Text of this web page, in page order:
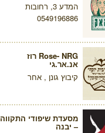
המדע 3, רחובות
0549196886
Rose- NRG רוז
אנ.אר.גי
קיבוץ גונן , אחר
מסעדת שיפודי התקווה
– יבנה